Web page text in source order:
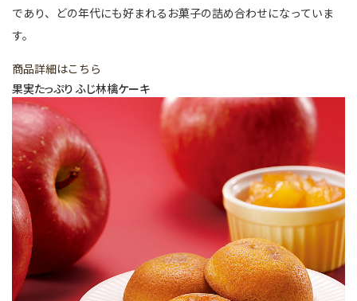
であり、どの年代にも好まれるお菓子の詰め合わせになっていま
す。
商品詳細はこちら
果実たっぷり ふじ林檎ケーキ